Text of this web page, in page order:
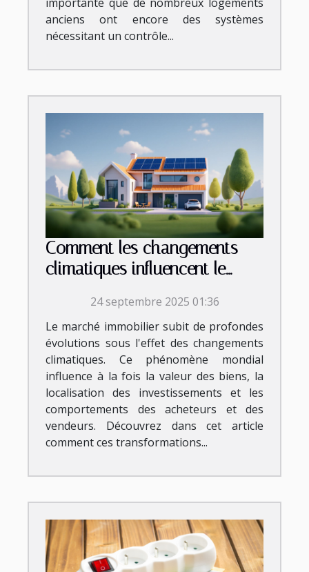
anciens ont encore des systèmes
nécessitant un contrôle...
Comment les changements
climatiques influencent le
24 septembre 2025 01:36
Le marché immobilier subit de profondes
évolutions sous l'effet des changements
climatiques. Ce phénomène mondial
influence à la fois la valeur des biens, la
localisation des investissements et les
comportements des acheteurs et des
vendeurs. Découvrez dans cet article
comment ces transformations...